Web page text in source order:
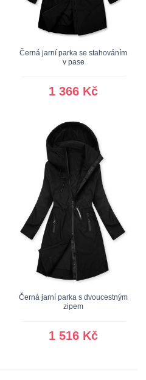
Černá jarní parka se stahováním
v pase
1 366 Kč
Černá jarní parka s dvoucestným
zipem
1 516 Kč